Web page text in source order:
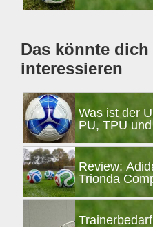
Das könnte dich
interessieren
Was ist der
PU, TPU
Review:
Trionda